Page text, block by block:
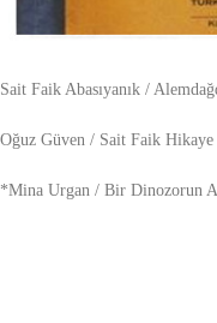
Sait Faik Abasıyanık /
Oğuz Güven / Sait Faik
*Mina Urgan / Bir Dinozorun